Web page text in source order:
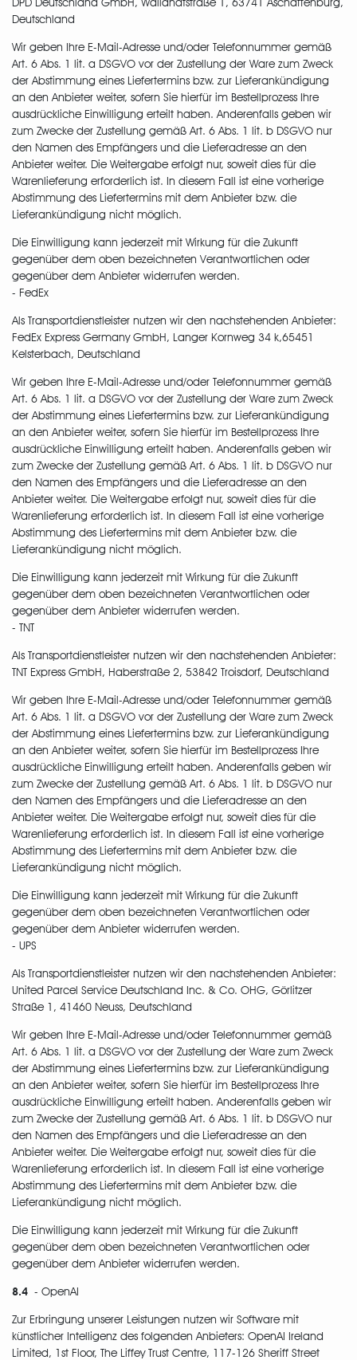
Deutschland
Wir geben Ihre E-Mail-Adresse und/oder Telefonnummer gemäß
Art. 6 Abs. 1 lit. a DSGVO vor der Zustellung der Ware zum Zweck
der Abstimmung eines Liefertermins bzw. zur Lieferankündigung
an den Anbieter weiter, sofern Sie hierfür im Bestellprozess Ihre
ausdrückliche Einwilligung erteilt haben. Anderenfalls geben wir
zum Zwecke der Zustellung gemäß Art. 6 Abs. 1 lit. b DSGVO nur
den Namen des Empfängers und die Lieferadresse an den
Anbieter weiter. Die Weitergabe erfolgt nur, soweit dies für die
Warenlieferung erforderlich ist. In diesem Fall ist eine vorherige
Abstimmung des Liefertermins mit dem Anbieter bzw. die
Lieferankündigung nicht möglich.
Die Einwilligung kann jederzeit mit Wirkung für die Zukunft
gegenüber dem oben bezeichneten Verantwortlichen oder
gegenüber dem Anbieter widerrufen werden.
- FedEx
Als Transportdienstleister nutzen wir den nachstehenden Anbieter:
FedEx Express Germany GmbH, Langer Kornweg 34 k,65451
Kelsterbach, Deutschland
Wir geben Ihre E-Mail-Adresse und/oder Telefonnummer gemäß
Art. 6 Abs. 1 lit. a DSGVO vor der Zustellung der Ware zum Zweck
der Abstimmung eines Liefertermins bzw. zur Lieferankündigung
an den Anbieter weiter, sofern Sie hierfür im Bestellprozess Ihre
ausdrückliche Einwilligung erteilt haben. Anderenfalls geben wir
zum Zwecke der Zustellung gemäß Art. 6 Abs. 1 lit. b DSGVO nur
den Namen des Empfängers und die Lieferadresse an den
Anbieter weiter. Die Weitergabe erfolgt nur, soweit dies für die
Warenlieferung erforderlich ist. In diesem Fall ist eine vorherige
Abstimmung des Liefertermins mit dem Anbieter bzw. die
Lieferankündigung nicht möglich.
Die Einwilligung kann jederzeit mit Wirkung für die Zukunft
gegenüber dem oben bezeichneten Verantwortlichen oder
gegenüber dem Anbieter widerrufen werden.
- TNT
Als Transportdienstleister nutzen wir den nachstehenden Anbieter:
TNT Express GmbH, Haberstraße 2, 53842 Troisdorf, Deutschland
Wir geben Ihre E-Mail-Adresse und/oder Telefonnummer gemäß
Art. 6 Abs. 1 lit. a DSGVO vor der Zustellung der Ware zum Zweck
der Abstimmung eines Liefertermins bzw. zur Lieferankündigung
an den Anbieter weiter, sofern Sie hierfür im Bestellprozess Ihre
ausdrückliche Einwilligung erteilt haben. Anderenfalls geben wir
zum Zwecke der Zustellung gemäß Art. 6 Abs. 1 lit. b DSGVO nur
den Namen des Empfängers und die Lieferadresse an den
Anbieter weiter. Die Weitergabe erfolgt nur, soweit dies für die
Warenlieferung erforderlich ist. In diesem Fall ist eine vorherige
Abstimmung des Liefertermins mit dem Anbieter bzw. die
Lieferankündigung nicht möglich.
Die Einwilligung kann jederzeit mit Wirkung für die Zukunft
gegenüber dem oben bezeichneten Verantwortlichen oder
gegenüber dem Anbieter widerrufen werden.
- UPS
Als Transportdienstleister nutzen wir den nachstehenden Anbieter:
United Parcel Service Deutschland Inc. & Co. OHG, Görlitzer
Straße 1, 41460 Neuss, Deutschland
Wir geben Ihre E-Mail-Adresse und/oder Telefonnummer gemäß
Art. 6 Abs. 1 lit. a DSGVO vor der Zustellung der Ware zum Zweck
der Abstimmung eines Liefertermins bzw. zur Lieferankündigung
an den Anbieter weiter, sofern Sie hierfür im Bestellprozess Ihre
ausdrückliche Einwilligung erteilt haben. Anderenfalls geben wir
zum Zwecke der Zustellung gemäß Art. 6 Abs. 1 lit. b DSGVO nur
den Namen des Empfängers und die Lieferadresse an den
Anbieter weiter. Die Weitergabe erfolgt nur, soweit dies für die
Warenlieferung erforderlich ist. In diesem Fall ist eine vorherige
Abstimmung des Liefertermins mit dem Anbieter bzw. die
Lieferankündigung nicht möglich.
Die Einwilligung kann jederzeit mit Wirkung für die Zukunft
gegenüber dem oben bezeichneten Verantwortlichen oder
gegenüber dem Anbieter widerrufen werden.
8.4 - OpenAI
Zur Erbringung unserer Leistungen nutzen wir Software mit
künstlicher Intelligenz des folgenden Anbieters: OpenAI Ireland
Limited, 1st Floor, The Liffey Trust Centre, 117-126 Sheriff Street